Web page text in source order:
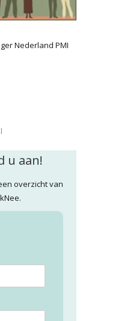
Nederland PMI
u aan!
overzicht van